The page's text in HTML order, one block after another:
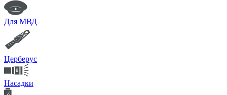
Для МВД
Церберус
Насадки